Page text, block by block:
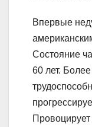
Впервые
Состояние
60 лет.